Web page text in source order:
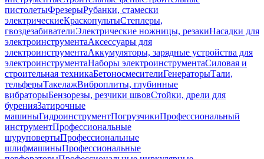
пистолетыФрезерыРубанки, стамески
электрическиеКраскопультыСтеплеры,
гвоздезабивателиЭлектрические ножницы, резакиНасадки для
электроинструментаАксессуары для
электроинструментаАккумуляторы, зарядные устройства для
электроинструментаНаборы электроинструментаСиловая и
строительная техникаБетоносмесителиГенераторыТали,
тельферыТакелажВиброплиты, глубинные
вибраторыБензорезы, резчики швовСтойки, дрели для
буренияЗатирочные
машиныГидроинструментПогрузчикиПрофессиональный
инструментПрофессиональные
шуруповертыПрофессиональные
шлифмашиныПрофессиональные